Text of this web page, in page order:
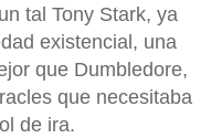
tal Tony Stark, ya
existencial, una
que Dumbledore,
que necesitaba
de ira.